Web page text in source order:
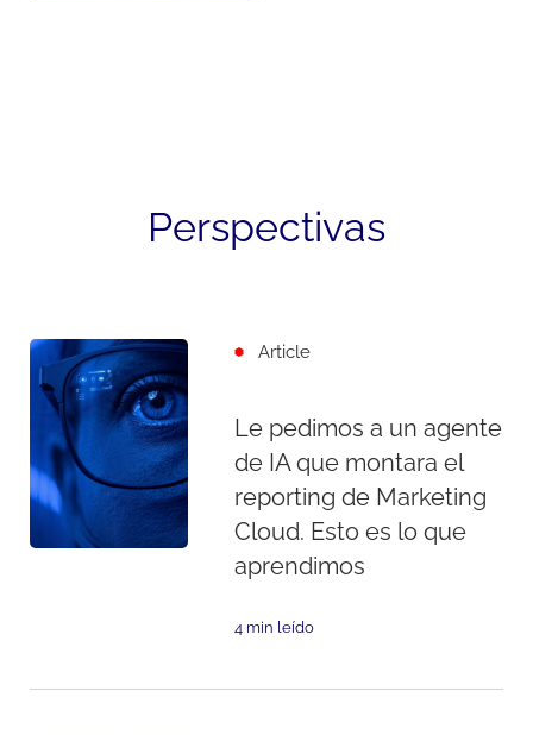
Perspectivas
Article
Le pedimos a un agente
de IA que montara el
reporting de Marketing
Cloud. Esto es lo que
aprendimos
4 min leído